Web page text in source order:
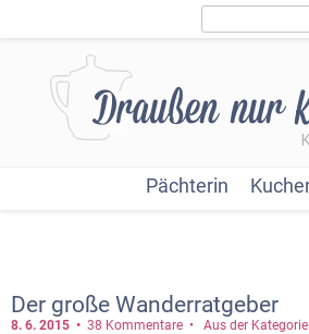
Pächterin
Der große Wanderratgeber
8. 6. 2015 38 Kommentare Aus der